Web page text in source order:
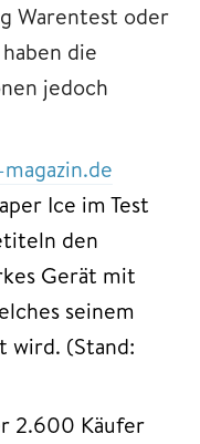
Warentest oder
die
jedoch
Ice im Test
den
Gerät mit
seinem
wird. (Stand:
2.600 Käufer